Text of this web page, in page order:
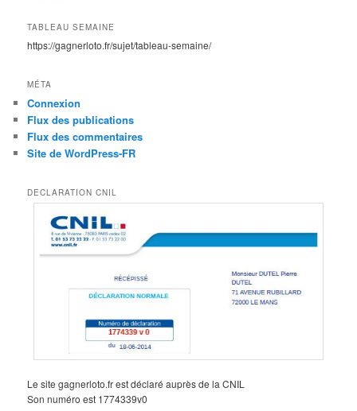
TABLEAU SEMAINE
https://gagnerloto.fr/sujet/tableau-semaine/
MÉTA
Connexion
Flux des publications
Flux des commentaires
Site de WordPress-FR
DECLARATION CNIL
Le site gagnerloto.fr est déclaré auprès de la CNIL
Son numéro est 1774339v0